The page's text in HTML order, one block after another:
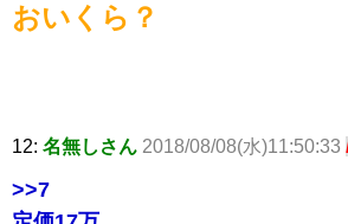
おいくら？
12: 名無しさん 2018/08/08(水)11:50:33
>>7